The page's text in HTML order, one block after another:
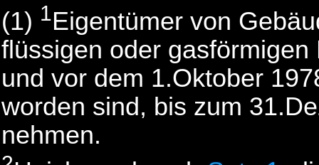
(1) 1Eigentümer von
flüssigen oder
und vor dem 1.Oktober
worden sind, bis zum
nehmen.